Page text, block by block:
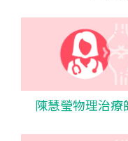
陳慧瑩物理治療